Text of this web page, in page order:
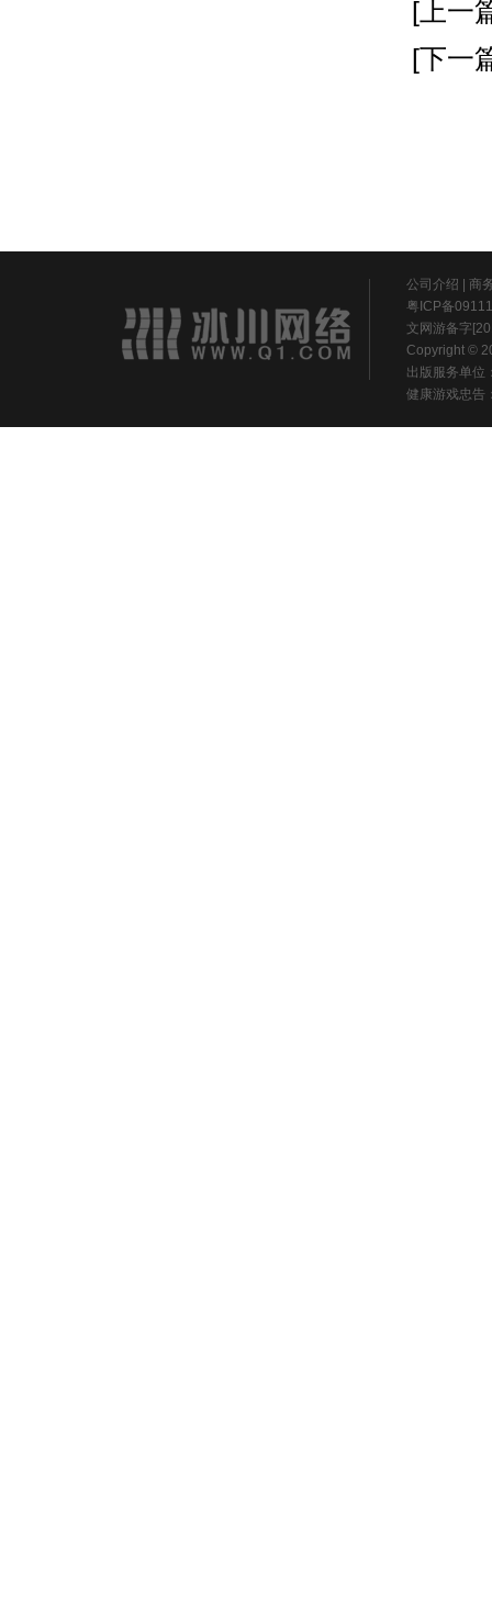
[上一
[下一
公司介绍
商
粤ICP备
文网游备字
Copyright ©
出版服务单位
健康游戏忠告